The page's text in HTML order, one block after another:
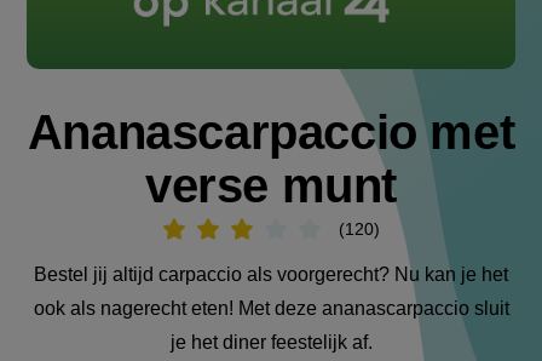
Ananascarpaccio met
verse munt
120
'Ananascarpaccio
met
verse
munt'
Bestel jij altijd carpaccio als voorgerecht? Nu kan je het
ook als nagerecht eten! Met deze ananascarpaccio sluit
je het diner feestelijk af.